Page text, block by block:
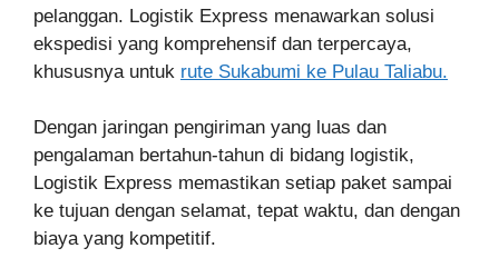
pelanggan. Logistik Express menawarkan solusi
ekspedisi yang komprehensif dan terpercaya,
khususnya untuk rute Sukabumi ke Pulau Taliabu.
Dengan jaringan pengiriman yang luas dan
pengalaman bertahun-tahun di bidang logistik,
Logistik Express memastikan setiap paket sampai
ke tujuan dengan selamat, tepat waktu, dan dengan
biaya yang kompetitif.